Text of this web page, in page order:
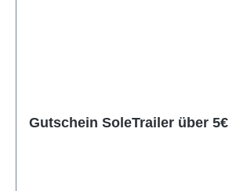
Gutschein SoleTrailer über 5€